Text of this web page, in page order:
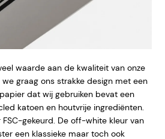
waarde aan de kwaliteit van onze
graag ons strakke design met een
dat wij gebruiken bevat een
katoen en houtvrije ingrediënten.
gekeurd. De off-white kleur van
een klassieke maar toch ook